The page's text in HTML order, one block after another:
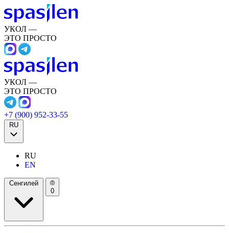
УКОЛ —
ЭТО ПРОСТО
УКОЛ —
ЭТО ПРОСТО
+7 (900) 952-33-55
RU
RU
EN
Сенгилей
0